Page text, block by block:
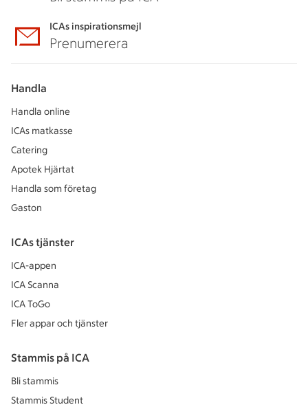
ICAs inspirationsmejl
Prenumerera
Handla
Handla online
ICAs matkasse
Catering
Apotek Hjärtat
Handla som företag
Gaston
ICAs tjänster
ICA-appen
ICA Scanna
ICA ToGo
Fler appar och tjänster
Stammis på ICA
Bli stammis
Stammis Student